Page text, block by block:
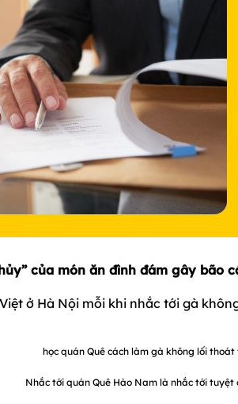
của món ăn đình đám gây bão
ở Hà Nội mỗi khi nhắc tới gà
Nhắc tới quán Quê Hào Nam là nhắc tới tuyệt